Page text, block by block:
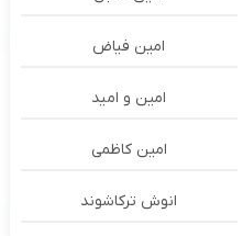
امین فیاض
امین و امید
امین کاظمی
انوش ترکاشوند